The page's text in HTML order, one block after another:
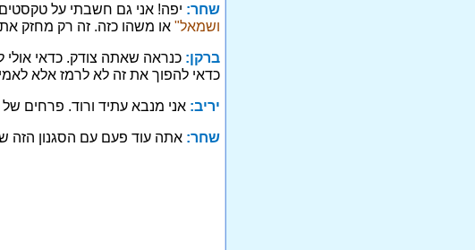
שחר: יפה! אני גם חשבתי על
ושמאל" או משהו כזה. זה רק מחזק
ברקן: כנראה שאתה צודק. כדאי
כדאי להפוך את זה לא לרמז אלא
יריב: אני מנבא עתיד ורוד. פרחים
שחר: אתה עוד פעם עם הסגנון הזה